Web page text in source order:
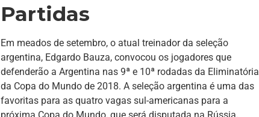
Partidas
Em meados de setembro, o atual treinador da seleção
argentina, Edgardo Bauza, convocou os jogadores que
defenderão a Argentina nas 9ª e 10ª rodadas da Eliminatória
da Copa do Mundo de 2018. A seleção argentina é uma das
favoritas para as quatro vagas sul-americanas para a
próxima Copa do Mundo, que será disputada na Rússia,